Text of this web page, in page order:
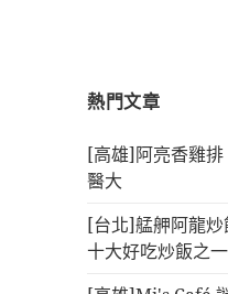
熱門文章
[高雄]阿亮香雞
醫大
[台北]艋舺阿龍
十大好吃炒飯之一